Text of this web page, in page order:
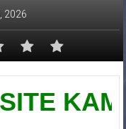
2026